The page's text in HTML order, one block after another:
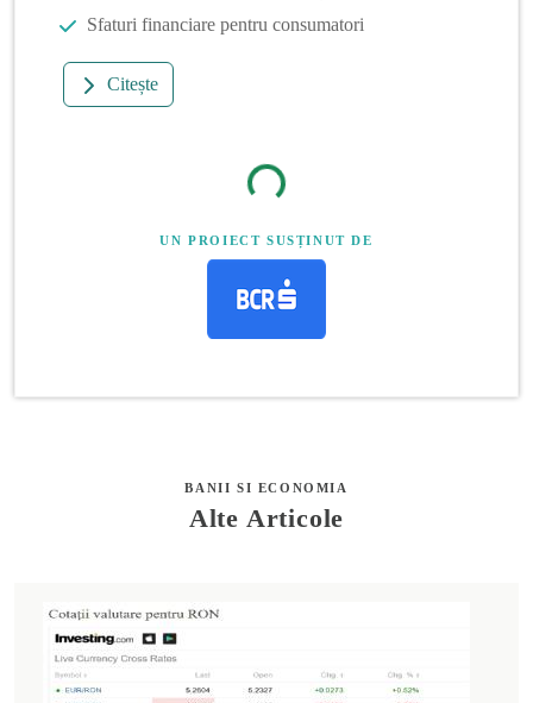
Sfaturi financiare pentru consumatori
Citește
UN PROIECT SUSȚINUT DE
BANII SI ECONOMIA
Alte Articole